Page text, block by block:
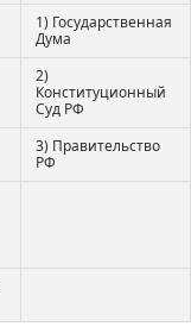
1) Государственная
Дума
2)
Конституционный
Суд РФ
3) Правительство
РФ